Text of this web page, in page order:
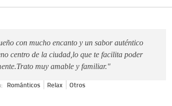
con mucho encanto y un sabor auténtico
centro de la ciudad,lo que te facilita poder
muy amable y familiar."
Románticos Relax Otros